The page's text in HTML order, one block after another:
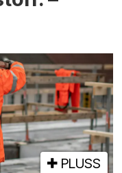
PLUSS